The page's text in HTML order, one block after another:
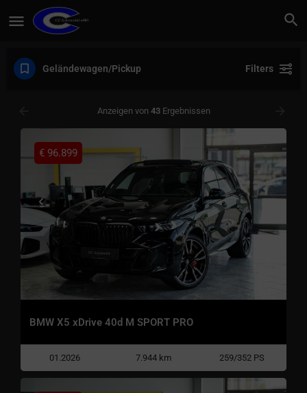
Geländewagen/Pickup Filters
Anzeigen von 43Ergebnissen
BMW X5 xDrive 40d M SPORT PRO
€ 96.899
01.2026 7.944 km 259/352 PS